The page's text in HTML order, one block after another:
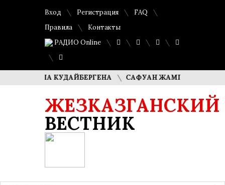
Вход Регистрация
FAQ
Правила
Контакты
РАДИО Online
КУДАЙБЕРГЕНА САФУАН ЖАМПЕИСОВ: «МЫ
ЖЕЗКАЗГАНСКИЙ
ВЕСТНИК